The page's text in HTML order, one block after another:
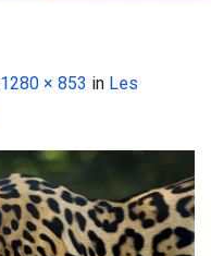
1280 × 853 in Les